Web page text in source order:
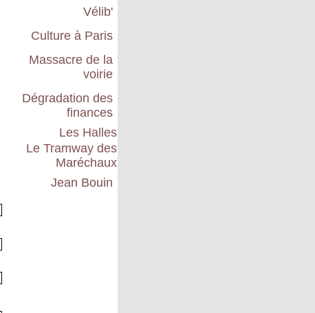
Vélib'
Culture à Paris
Massacre de la
voirie
Dégradation des
finances
Les Halles
Le Tramway des
Maréchaux
Jean Bouin